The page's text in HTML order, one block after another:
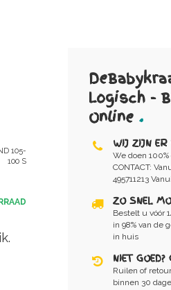
105-
100 S
Logisch -
Online .
WIJ ZIJN
We doen
CONTACT:
495711213
ZO SNEL
Bestelt u vóór
in 98% van de
in huis
NIET
Ruilen of
binnen 30